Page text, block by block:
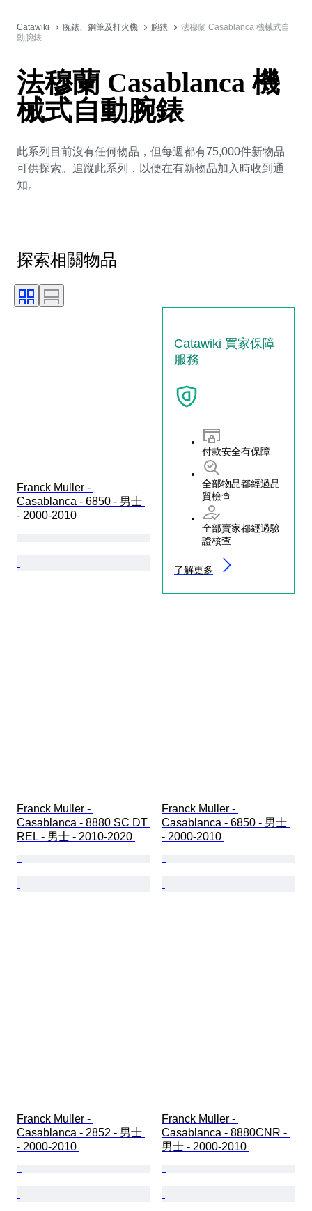
Catawiki 腕錶、鋼筆及打火機 腕錶
法穆蘭 Casablanca 機械式自
動腕錶
法穆蘭 Casablanca 機
械式自動腕錶
此系列目前沒有任何物品，但每週都有75,000件新物品
可供探索。追蹤此系列，以便在有新物品加入時收到通
知。
探索相關物品
Catawiki 買家保障
服務
付款安全有保障
全部物品都經過品
質檢查
全部賣家都經過驗
證核查
了解更多
Franck Muller -
Casablanca - 6850 - 男士
- 2000-2010
Franck Muller -
Casablanca - 8880 SC DT
REL - 男士 - 2010-2020
Franck Muller -
Casablanca - 6850 - 男士
- 2000-2010
Franck Muller -
Casablanca - 2852 - 男士
- 2000-2010
Franck Muller -
Casablanca - 8880CNR -
男士 - 2000-2010